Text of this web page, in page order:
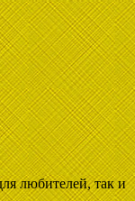
любителей, так и